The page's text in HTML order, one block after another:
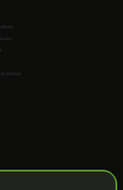
admin